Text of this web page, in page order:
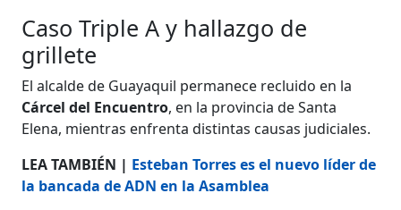
Caso Triple A y hallazgo de
grillete
El alcalde de Guayaquil permanece recluido en la
Cárcel del Encuentro, en la provincia de Santa
Elena, mientras enfrenta distintas causas judiciales.
LEA TAMBIÉN | Esteban Torres es el nuevo líder de
la bancada de ADN en la Asamblea